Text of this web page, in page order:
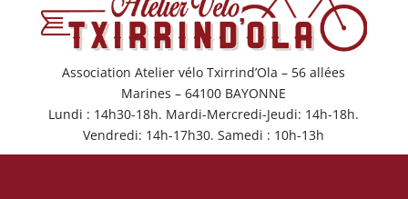
Association Atelier vélo Txirrind’Ola – 56 allées
Marines – 64100 BAYONNE
Lundi : 14h30-18h. Mardi-Mercredi-Jeudi: 14h-18h.
Vendredi: 14h-17h30. Samedi : 10h-13h